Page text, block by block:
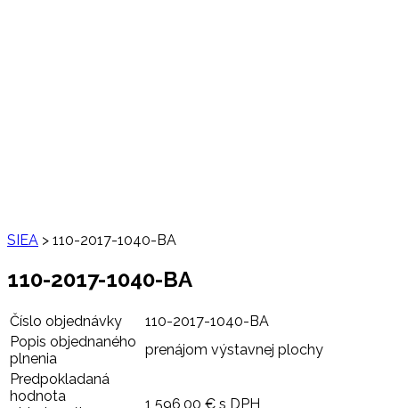
SIEA > 110-2017-1040-BA
110-2017-1040-BA
Číslo objednávky
110-2017-1040-BA
Popis objednaného
plnenia
prenájom výstavnej plochy
Predpokladaná
hodnota
1 596,00 € s DPH